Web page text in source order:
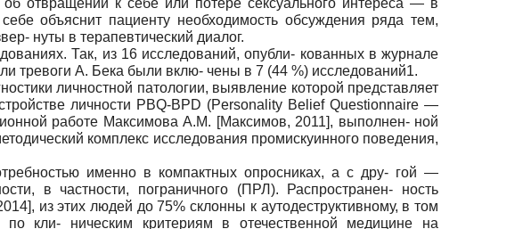
объяснит пациенту необходимость обсуждения ряда тем,
нуты в терапевтический диалог.
Так, из 16 исследований, опубли- кованных в журнале
тревоги А. Бека были вклю- чены в 7 (44 %) исследований1.
личностной патологии, выявление которой представляет
личности PBQ-BPD (Personality Belief Questionnaire —
работе Максимова А.М. [Максимов, 2011], выполнен- ной
комплекс исследования промискуинного поведения,
именно в компактных опросниках, а с дру- гой —
в частности, пограничного (ПРЛ). Распространен- ность
], из этих людей до 75% склонны к аутодеструктивному, в том
кли- ническим критериям в отечественной медицине на